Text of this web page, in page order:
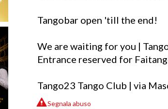
Tangobar open 'till the end!
We are waiting for you |
Entrance reserved for
Tango23 Tango Club | via
Segnala abuso